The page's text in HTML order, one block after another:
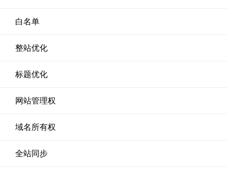
白名单
整站优化
标题优化
网站管理权
域名所有权
全站同步